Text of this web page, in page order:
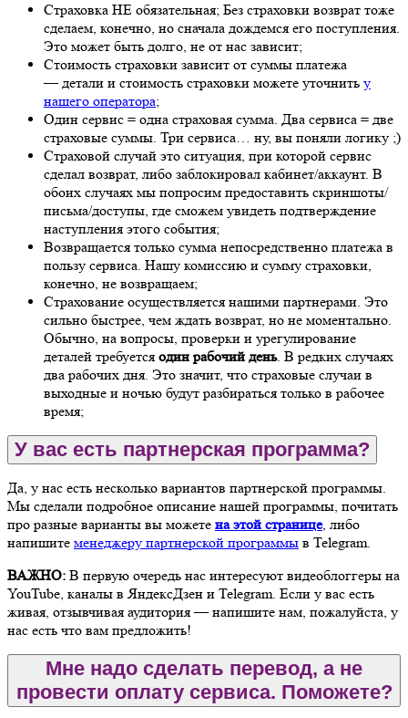
Страховка НЕ обязательная; Без страховки возврат тоже
сделаем, конечно, но сначала дождемся его поступления.
Это может быть долго, не от нас зависит;
Стоимость страховки зависит от суммы платежа
— детали и стоимость страховки можете уточнить у
нашего оператора;
Один сервис = одна страховая сумма. Два сервиса = две
страховые суммы. Три сервиса… ну, вы поняли логику ;)
Страховой случай это ситуация, при которой сервис
сделал возврат, либо заблокировал кабинет/аккаунт. В
обоих случаях мы попросим предоставить скриншоты/
письма/доступы, где сможем увидеть подтверждение
наступления этого события;
Возвращается только сумма непосредственно платежа в
пользу сервиса. Нашу комиссию и сумму страховки,
конечно, не возвращаем;
Страхование осуществляется нашими партнерами. Это
сильно быстрее, чем ждать возврат, но не моментально.
Обычно, на вопросы, проверки и урегулирование
деталей требуется один рабочий день. В редких случаях
два рабочих дня. Это значит, что страховые случаи в
выходные и ночью будут разбираться только в рабочее
время;
У вас есть партнерская программа?
Да, у нас есть несколько вариантов партнерской программы.
Мы сделали подробное описание нашей программы, почитать
про разные варианты вы можете на этой странице, либо
напишите менеджеру партнерской программы в Telegram.
ВАЖНО: В первую очередь нас интересуют видеоблоггеры на
YouTube, каналы в ЯндексДзен и Telegram. Если у вас есть
живая, отзывчивая аудитория — напишите нам, пожалуйста, у
нас есть что вам предложить!
Мне надо сделать перевод, а не
провести оплату сервиса. Поможете?